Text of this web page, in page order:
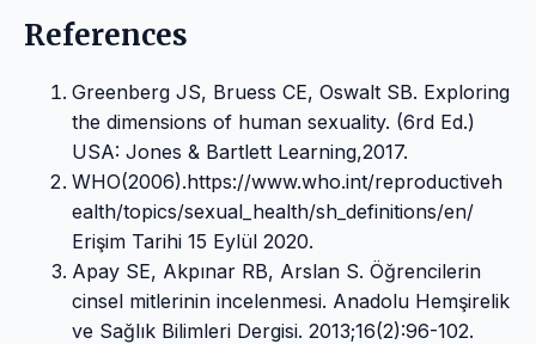
References
Greenberg JS, Bruess CE, Oswalt SB. Exploring
the dimensions of human sexuality. (6rd Ed.)
USA: Jones & Bartlett Learning,2017.
WHO(2006).https://www.who.int/reproductiveh
ealth/topics/sexual_health/sh_definitions/en/
Erişim Tarihi 15 Eylül 2020.
Apay SE, Akpınar RB, Arslan S. Öğrencilerin
cinsel mitlerinin incelenmesi. Anadolu Hemşirelik
ve Sağlık Bilimleri Dergisi. 2013;16(2):96-102.